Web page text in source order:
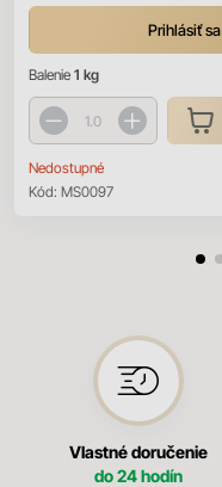
Prihlásiť sa
Balenie 1 kg
Nedostupné
Kód: MS0097
Vlastné doručenie
do 24 hodín